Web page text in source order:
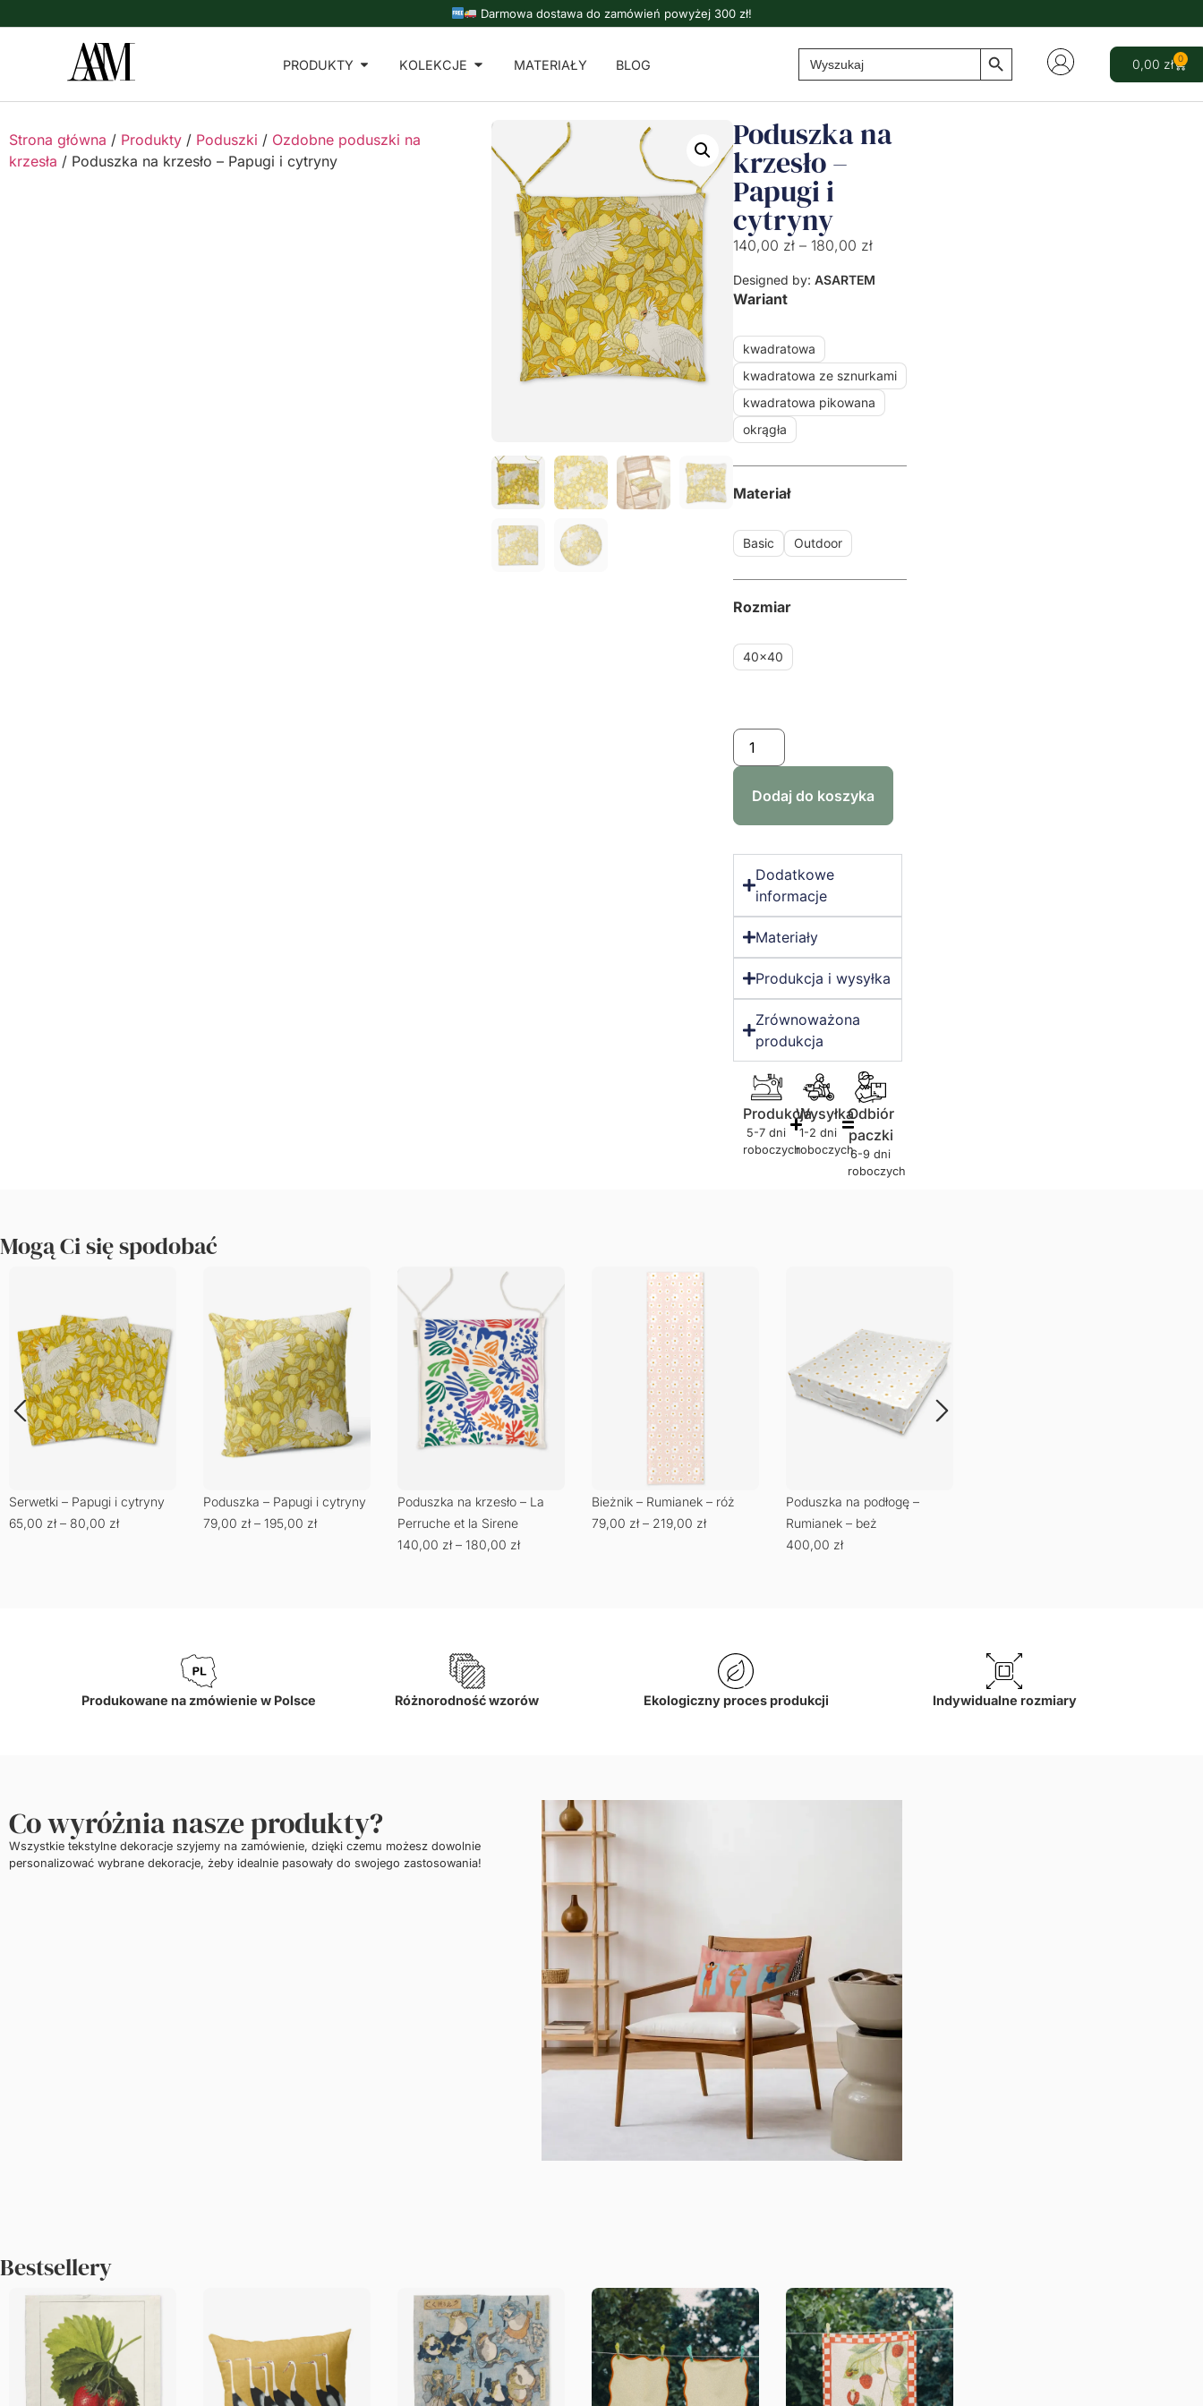
Darmowa dostawa do zamówień powyżej 300 zł!
PRODUKTY KOLEKCJE MATERIAŁY BLOG
Search
for:
Search Button
0,00 zł 0
Strona główna / Produkty / Poduszki / Ozdobne poduszki na
krzesła / Poduszka na krzesło – Papugi i cytryny
Poduszka na
krzesło –
Papugi i
cytryny
140,00 zł – 180,00 zł
Designed by:ASARTEM
Wariant
kwadratowa
kwadratowa ze sznurkami
kwadratowa pikowana
okrągła
Materiał
Basic Outdoor
Rozmiar
40x40
Dodaj do koszyka
Dodatkowe
informacje
Materiały
Produkcja i wysyłka
Zrównoważona
produkcja
Produkcja
5-7 dni
roboczych
Wysyłka
1-2 dni
roboczych
Odbiór
paczki
6-9 dni
roboczych
Mogą Ci się spodobać
Serwetki – Papugi i cytryny
65,00 zł – 80,00 zł
Poduszka – Papugi i cytryny
79,00 zł – 195,00 zł
Poduszka na krzesło – La
Perruche et la Sirene
140,00 zł – 180,00 zł
Bieżnik – Rumianek – róż
79,00 zł – 219,00 zł
Poduszka na podłogę –
Rumianek – beż
400,00 zł
Produkowane na zmówienie w Polsce Różnorodność wzorów Ekologiczny proces produkcji Indywidualne rozmiary
Co wyróżnia nasze produkty?
Wszystkie tekstylne dekoracje szyjemy na zamówienie, dzięki czemu możesz dowolnie
personalizować wybrane dekoracje, żeby idealnie pasowały do swojego zastosowania!
Bestsellery